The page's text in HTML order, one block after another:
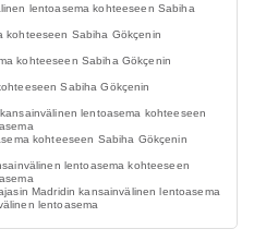
lentoasema kohteeseen Sabiha
kohteeseen Sabiha Gökçenin
kohteeseen Sabiha Gökçenin
Sabiha Gökçenin
lentoasema kohteeseen
kohteeseen Sabiha Gökçenin
lentoasema kohteeseen
Madridin kansainvälinen lentoasema
lentoasema